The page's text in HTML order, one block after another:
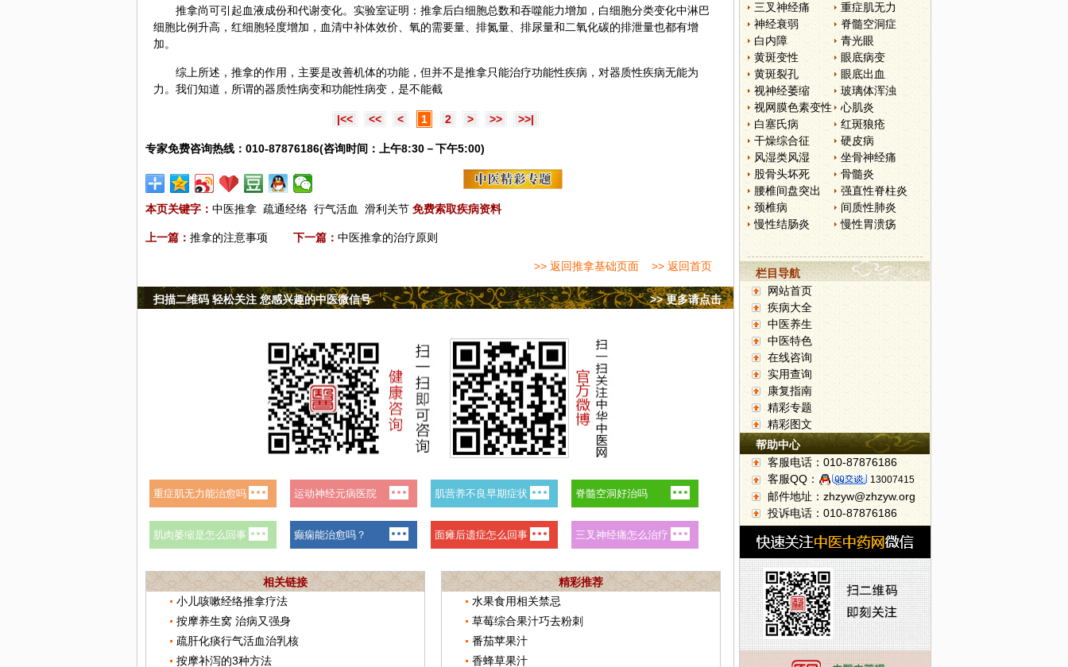
推拿尚可引起血液成份和代谢变化。实验室证明：推拿后白细胞总数和吞噬能力增加，白细胞分类变化中淋巴
细胞比例升高，红细胞轻度增加，血清中补体效价、氧的需要量、排氮量、排尿量和二氧化碳的排泄量也都有增
加。
综上所述，推拿的作用，主要是改善机体的功能，但并不是推拿只能治疗功能性疾病，对器质性疾病无能为
力。我们知道，所谓的器质性病变和功能性病变，是不能截
|<< << < 1 2 > >> >>|
专家免费咨询热线：010-87876186(咨询时间：上午8:30－下午5:00)
本页关键字： 中医推拿 疏通经络 行气活血 滑利关节 免费索取疾病资料
上一篇： 推拿的注意事项 下一篇： 中医推拿的治疗原则
>> 返回推拿基础页面 >> 返回首页
>> 更多请点击
扫描二维码 轻松关注 您感兴趣的中医微信号
相关链接
小儿咳嗽经络推拿疗法
按摩养生窝 治病又强身
疏肝化痰行气活血治乳核
按摩补泻的3种方法
精彩推荐
水果食用相关禁忌
草莓综合果汁巧去粉刺
番茄苹果汁
香蜂草果汁
三叉神经痛
重症肌无力
神经衰弱
脊髓空洞症
白内障
青光眼
黄斑变性
眼底病变
黄斑裂孔
眼底出血
视神经萎缩
玻璃体浑浊
视网膜色素变性
心肌炎
白塞氏病
红斑狼疮
干燥综合征
硬皮病
风湿类风湿
坐骨神经痛
股骨头坏死
骨髓炎
腰椎间盘突出
强直性脊柱炎
颈椎病
间质性肺炎
慢性结肠炎
慢性胃溃疡
栏目导航
网站首页
疾病大全
中医养生
中医特色
在线咨询
实用查询
康复指南
精彩专题
精彩图文
帮助中心
客服电话：010-87876186
客服QQ：
13007415
邮件地址：zhzyw@zhzyw.org
投诉电话：010-87876186